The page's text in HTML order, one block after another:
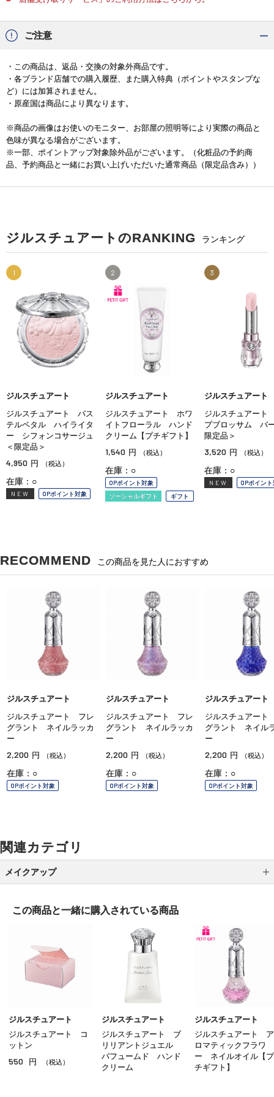
ご注意
・この商品は、返品・交換の対象外商品です。
・各ブランド店舗での購入履歴、また購入特典（ポイントやスタンプな
ど）には加算されません。
・原産国は商品により異なります。
※商品の画像はお使いのモニター、お部屋の照明等により実際の商品と
色味が異なる場合がございます。
※一部、ポイントアップ対象除外品がございます。（化粧品の予約商
品、予約商品と一緒にお買い上げいただいた通常商品（限定品含み））
ジルスチュアートのRANKING ランキング
1
ジルスチュアート
ジルスチュアート パス
テルペタル ハイライタ
ー シフォンコサージュ
＜限定品＞
4,950 円 （税込）
在庫：○
NEW OPポイント対象
2
ジルスチュアート
ジルスチュアート ホワ
イトフローラル ハンド
クリーム【プチギフト】
1,540 円 （税込）
在庫：○
OPポイント対象
ソーシャルギフト
ギフト
3
ジルスチュアート
ジルスチュアー
プブロッサム バ
限定品＞
3,520 円 （税込）
在庫：○
NEW OPポイン
RECOMMEND この商品を見た人におすすめ
ジルスチュアート
ジルスチュアート フレ
グラント ネイルラッカ
ー
2,200 円 （税込）
在庫：○
OPポイント対象
ジルスチュアート
ジルスチュアート フレ
グラント ネイルラッカ
ー
2,200 円 （税込）
在庫：○
OPポイント対象
ジルスチュアート
ジルスチュアー
グラント ネイル
ー
2,200 円 （税込）
在庫：○
OPポイント対象
関連カテゴリ
メイクアップ
アイブロウ
マスカラ
グロス
チーク
シェーディング・ハイライト
この商品と一緒に購入されている商品
ジルスチュアート
ジルスチュアート コ
ットン
550 円 （税込）
ジルスチュアート
ジルスチュアート ブ
リリアントジュエル
パフュームド ハンド
クリーム
ジルスチュアート
ジルスチュアート ア
ロマティックフラワ
ー ネイルオイル【プ
チギフト】